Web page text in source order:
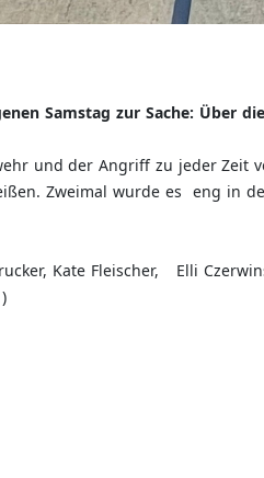
Samstag zur Sache:
und der Angriff zu jeder Zeit
Zweimal wurde es eng in
Kate Fleischer, Elli